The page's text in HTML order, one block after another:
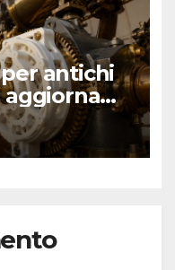
antichi
aggiorna
1930 della
at